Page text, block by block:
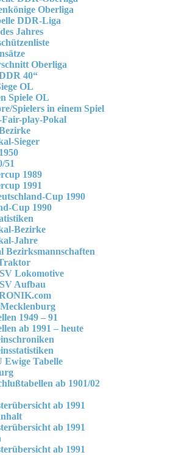
Oberliga
DDR-Liga
Jahres
Oberliga
40“
OL
Spiele OL
Spielers in einem Spiel
Fair-play-Pokal
Sieger
51
1989
1991
Cup 1990
Cup 1990
Bezirke
Jahre
Bezirksmannschaften
Lokomotive
Aufbau
1949 – 91
ab 1991 – heute
Ewige Tabelle
ab 1901/02
ab 1991
ab 1991
ab 1991